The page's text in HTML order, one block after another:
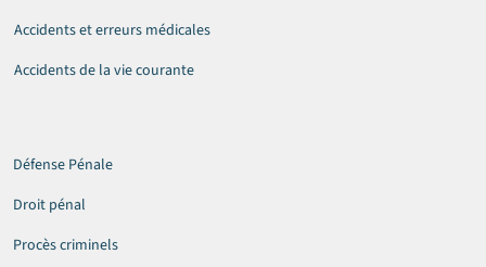
Défense Pénale
Droit pénal
Procès criminels
Accidents et erreurs médicales
Accidents de la vie courante